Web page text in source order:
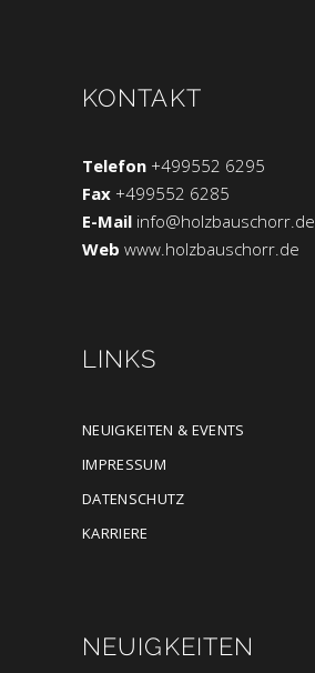
KONTAKT
Telefon +499552 6295
Fax +499552 6285
E-Mail info@holzbauschorr.de
Web www.holzbauschorr.de
LINKS
NEUIGKEITEN & EVENTS
IMPRESSUM
DATENSCHUTZ
KARRIERE
NEUIGKEITEN